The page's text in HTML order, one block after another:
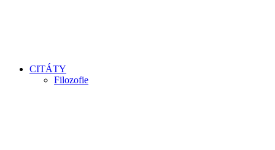
CITÁTY
Filozofie